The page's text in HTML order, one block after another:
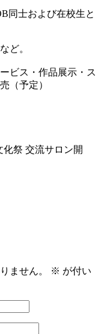
同士および在校生と
ど。
ビス・作品展示・ス
（予定）
化祭 交流サロン開
ません。 ※ が付い